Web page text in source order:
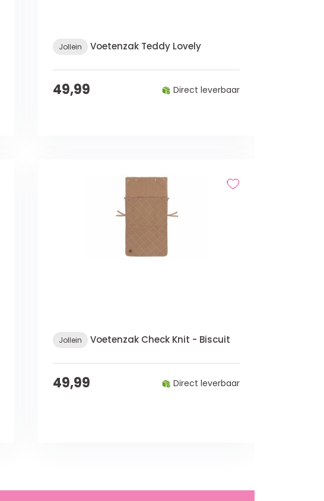
Jollein Voetenzak Teddy Lovely
49,99 Direct leverbaar
Jollein Voetenzak Check Knit - Biscuit
49,99 Direct leverbaar